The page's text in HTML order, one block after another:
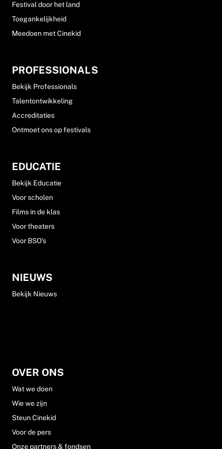
Festival door het land
Toegankelijkheid
Meedoen met Cinekid
PROFESSIONALS
Bekijk Professionals
Talentontwikkeling
Accreditaties
Ontmoet ons op festivals
EDUCATIE
Bekijk Educatie
Voor scholen
Films in de klas
Voor theaters
Voor BSO's
NIEUWS
Bekijk Nieuws
OVER ONS
Wat we doen
Wie we zijn
Steun Cinekid
Voor de pers
Onze partners & fondsen